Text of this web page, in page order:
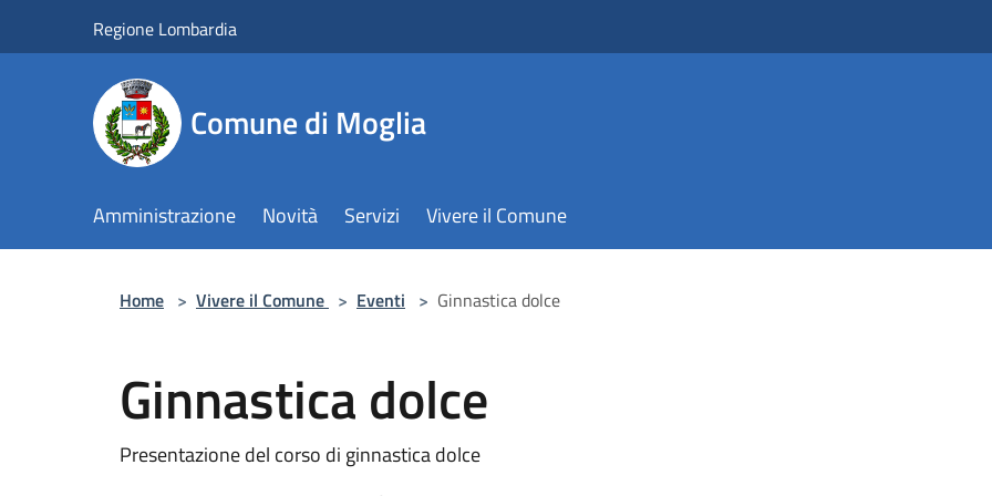
Regione Lombardia
Comune di Moglia
Amministrazione Novità Servizi Vivere il Comune
Home > Vivere il Comune > Eventi > Ginnastica dolce
Ginnastica dolce
Presentazione del corso di ginnastica dolce